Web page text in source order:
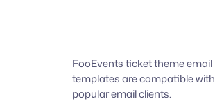
FooEvents ticket theme email
templates are compatible with
popular email clients.